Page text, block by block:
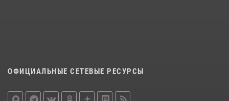
ОФИЦИАЛЬНЫЕ СЕТЕВЫЕ РЕСУРСЫ